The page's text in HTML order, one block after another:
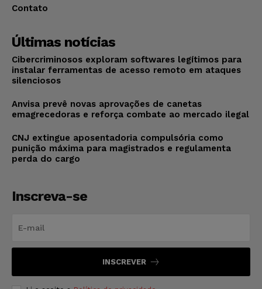
Contato
Últimas notícias
Cibercriminosos exploram softwares legítimos para
instalar ferramentas de acesso remoto em ataques
silenciosos
Anvisa prevê novas aprovações de canetas
emagrecedoras e reforça combate ao mercado ilegal
CNJ extingue aposentadoria compulsória como
punição máxima para magistrados e regulamenta
perda do cargo
Inscreva-se
INSCREVER